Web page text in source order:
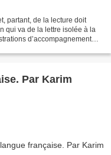
partant, de la lecture doit
qui va de la lettre isolée à la
d’accompagnement
Par Karim